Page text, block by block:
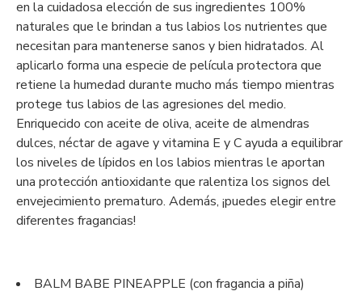
en la cuidadosa elección de sus ingredientes 100%
naturales que le brindan a tus labios los nutrientes que
necesitan para mantenerse sanos y bien hidratados. Al
aplicarlo forma una especie de película protectora que
retiene la humedad durante mucho más tiempo mientras
protege tus labios de las agresiones del medio.
Enriquecido con aceite de oliva, aceite de almendras
dulces, néctar de agave y vitamina E y C ayuda a equilibrar
los niveles de lípidos en los labios mientras le aportan
una protección antioxidante que ralentiza los signos del
envejecimiento prematuro. Además, ¡puedes elegir entre
diferentes fragancias!
BALM BABE PINEAPPLE (con fragancia a piña)